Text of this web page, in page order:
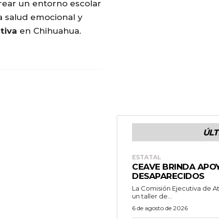
un entorno escolar
salud emocional y
en Chihuahua.
ESTATAL
CEAVE BRINDA
DESAPARECIDOS
La Comisión Ejecutiva de
un taller de...
6 de agosto de 2026